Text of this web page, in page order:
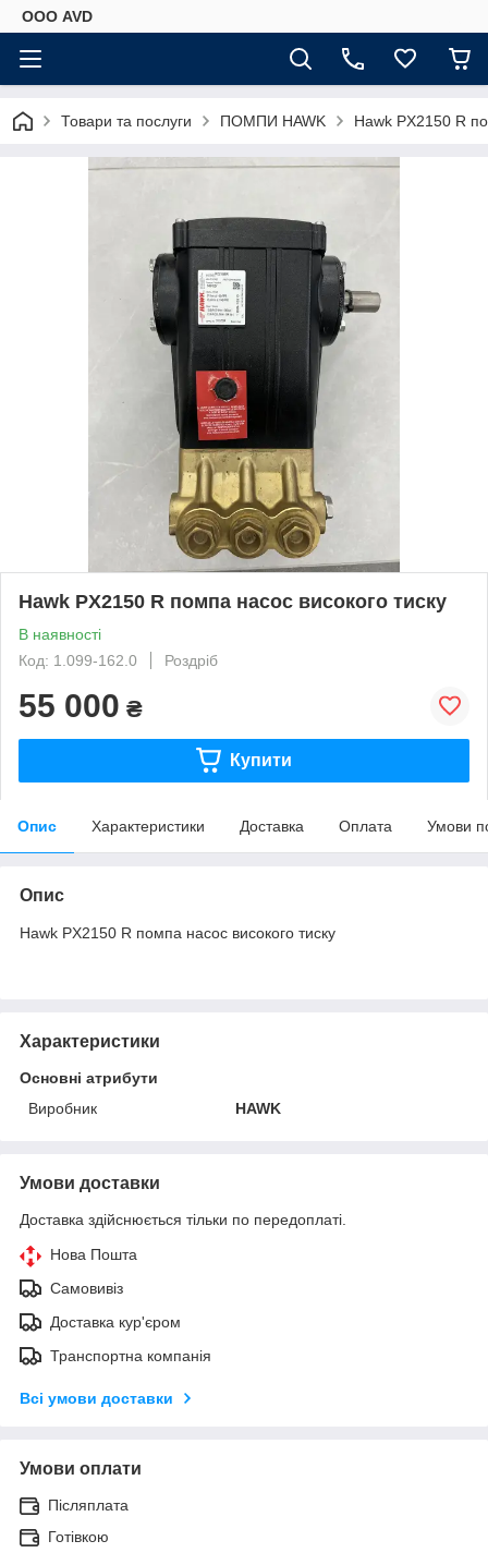
ООО AVD
Товари та послуги ПОМПИ HAWK Hawk PX2150 R
Hawk PX2150 R помпа насос високого тиску
В наявності
Код: 1.099-162.0
Роздріб
55 000 ₴
Купити
Опис Характеристики Доставка Оплата Умови
Опис
Hawk PX2150 R помпа насос високого тиску
Характеристики
Основні атрибути
Виробник
HAWK
Умови доставки
Доставка здійснюється тільки по передоплаті.
Нова Пошта
Самовивіз
Доставка кур'єром
Транспортна компанія
Всі умови доставки
Умови оплати
Післяплата
Готівкою